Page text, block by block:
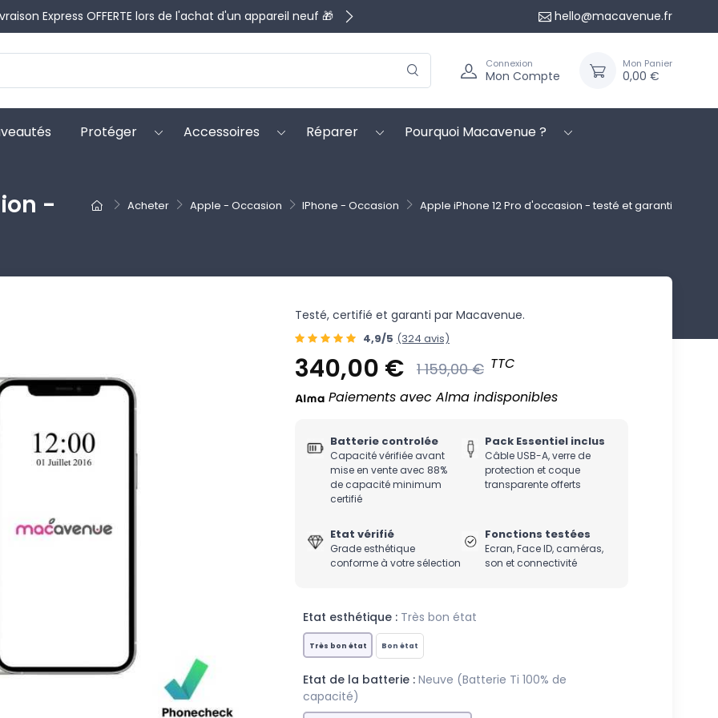
Express OFFERTE lors de l'achat d'un appareil neuf 🎁 hello@macavenue.fr
Connexion
Mon Compte
Mon Panier
0,00 €
Protéger Accessoires Réparer Pourquoi Macavenue ?
Acheter Apple - Occasion IPhone - Occasion Apple iPhone 12 Pro d'occasion - testé et garanti
-
Testé, certifié et garanti par Macavenue.
4,9/5 (324 avis)
340,00 € 1 159,00 € TTC
Paiements avec Alma indisponibles
Batterie controlée
Capacité vérifiée avant
mise en vente avec 88%
de capacité minimum
certifié
Pack Essentiel inclus
Câble USB-A, verre de
protection et coque
transparente offerts
Etat vérifié
Grade esthétique
conforme à votre sélection
Fonctions testées
Ecran, Face ID, caméras,
son et connectivité
Etat esthétique : Très bon état
Très bon état Bon état
Etat de la batterie : Neuve (Batterie Ti 100% de
capacité)